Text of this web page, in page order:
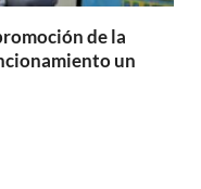
de la
un